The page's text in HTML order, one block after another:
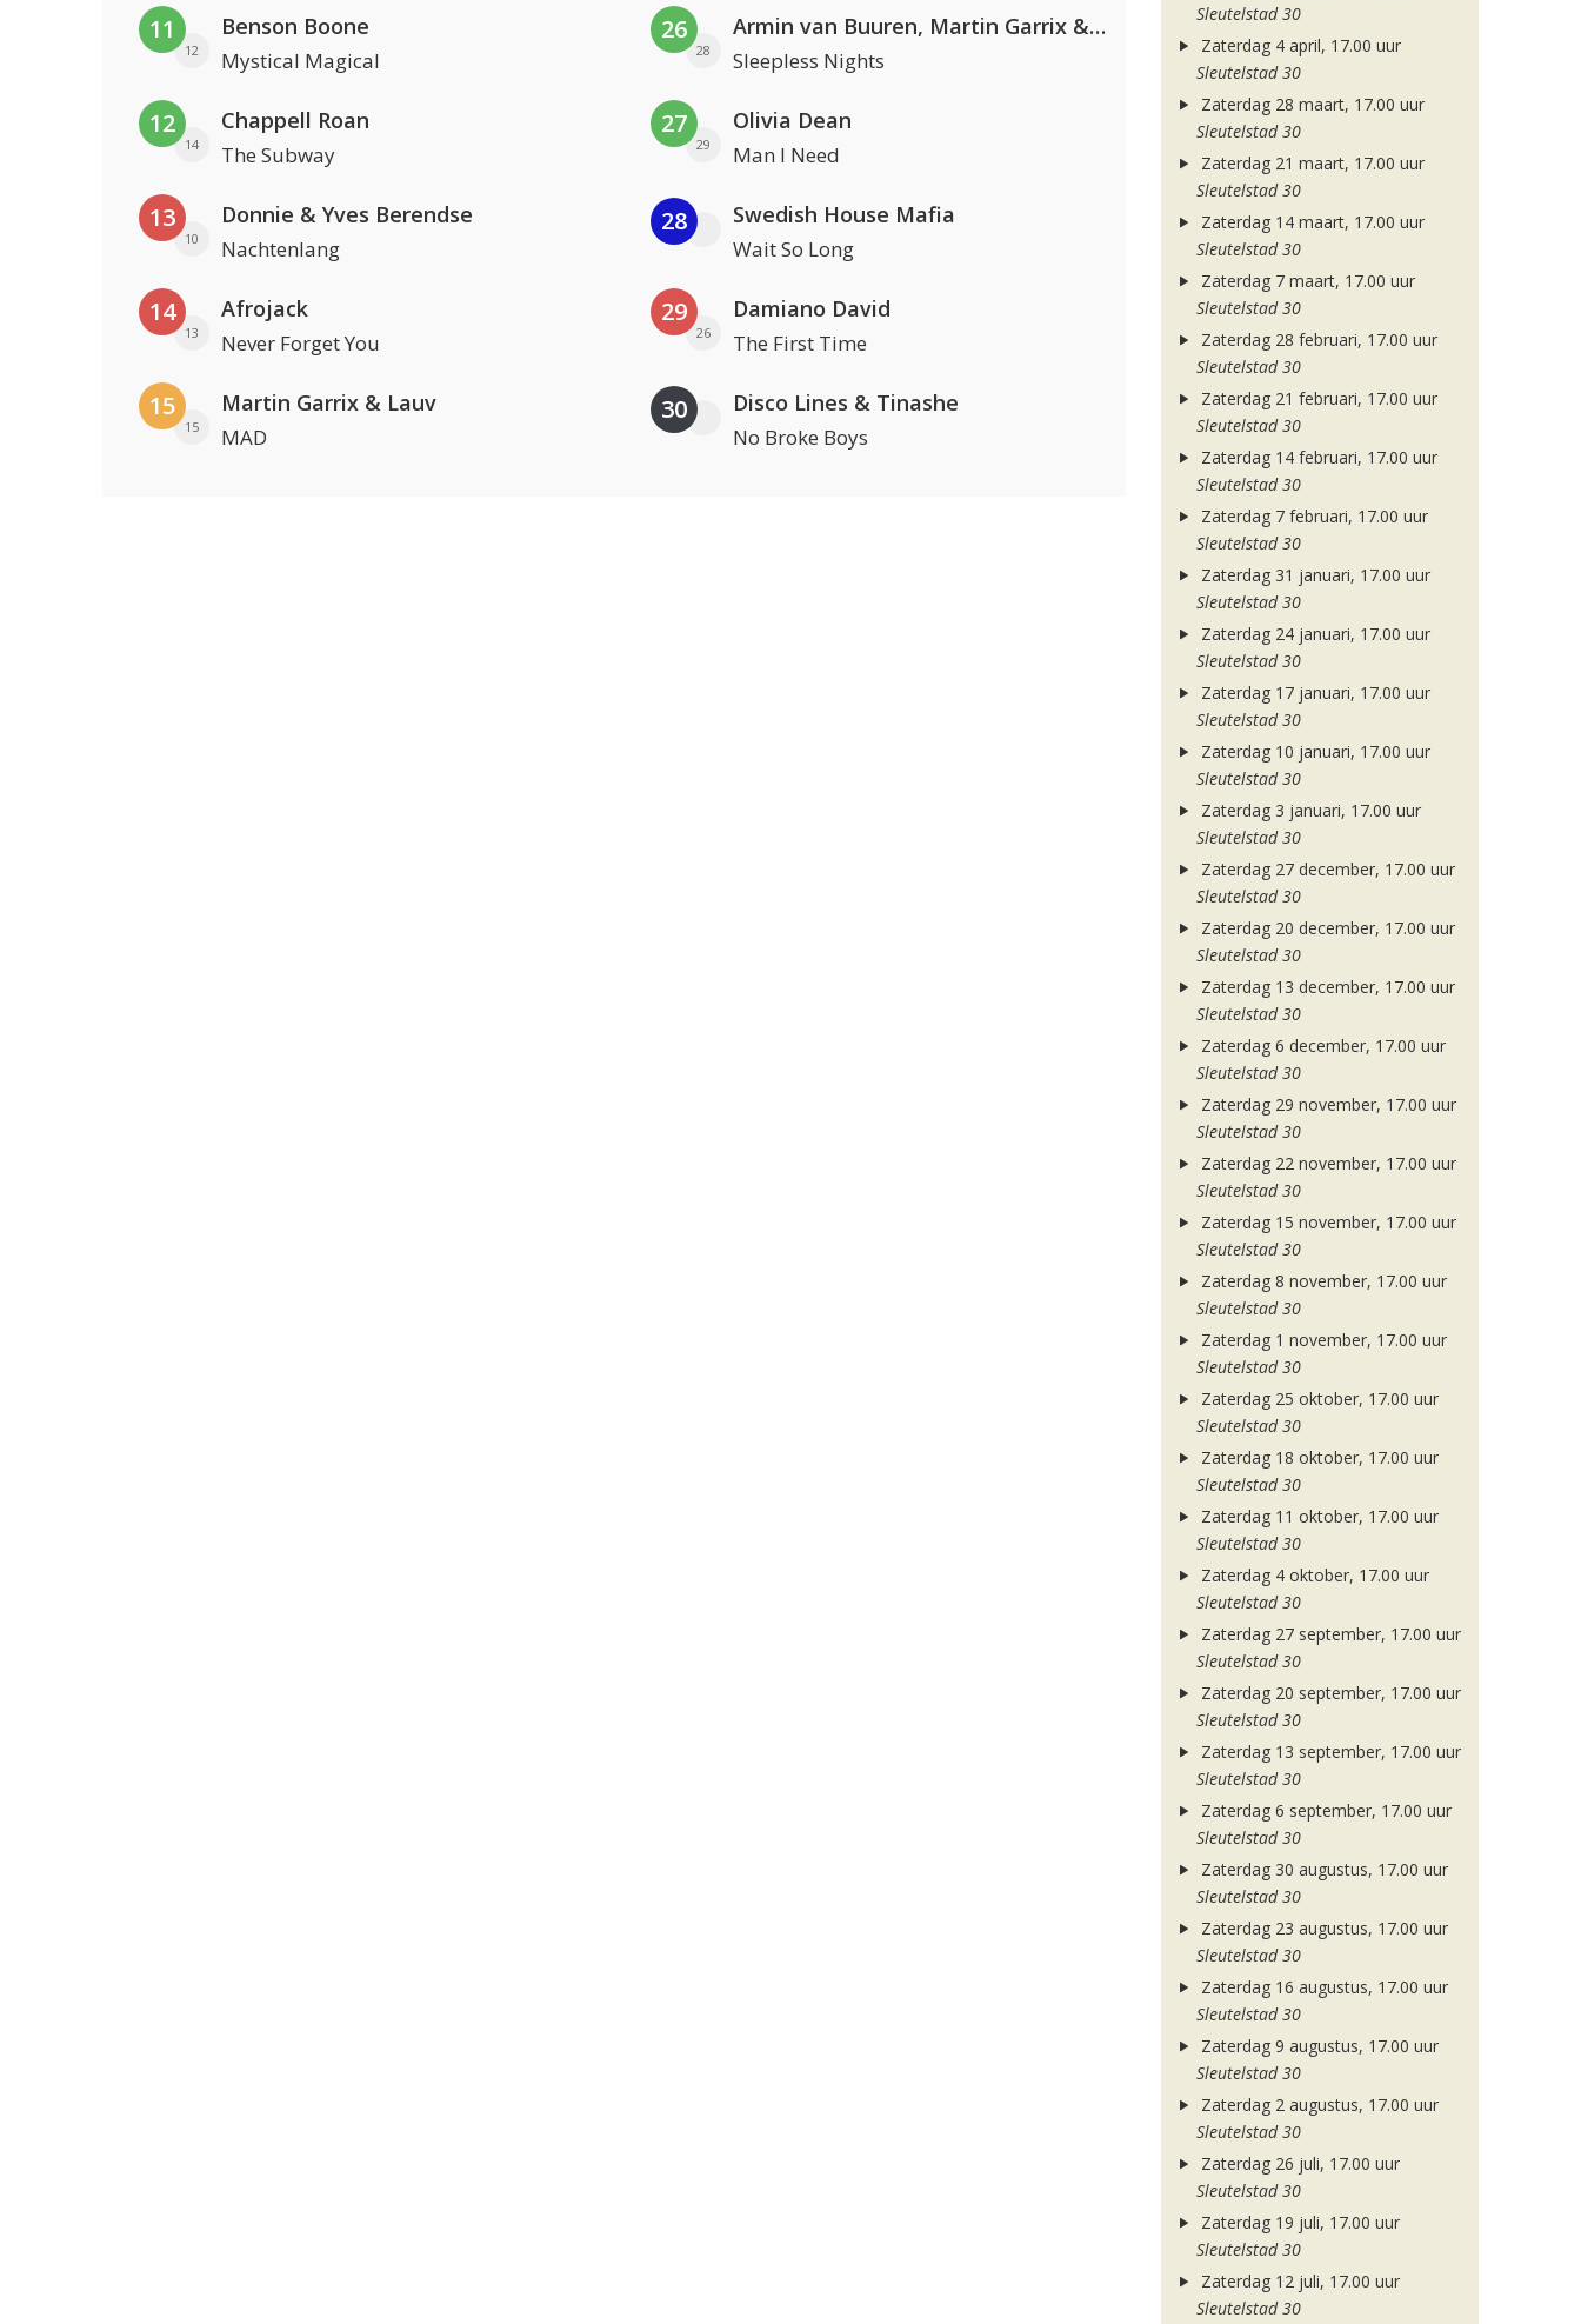
11
12
Benson Boone
Mystical Magical
12
14
Chappell Roan
The Subway
13
10
Donnie & Yves Berendse
Nachtenlang
14
13
Afrojack
Never Forget You
15
15
Martin Garrix & Lauv
MAD
26
28
Armin van Buuren, Martin Garrix & Libby Whitehouse
Sleepless Nights
27
29
Olivia Dean
Man I Need
28 Swedish House Mafia
Wait So Long
29
26
Damiano David
The First Time
30 Disco Lines & Tinashe
No Broke Boys
Sleutelstad 30
Zaterdag 4 april, 17.00 uur
Sleutelstad 30
Zaterdag 28 maart, 17.00 uur
Sleutelstad 30
Zaterdag 21 maart, 17.00 uur
Sleutelstad 30
Zaterdag 14 maart, 17.00 uur
Sleutelstad 30
Zaterdag 7 maart, 17.00 uur
Sleutelstad 30
Zaterdag 28 februari, 17.00 uur
Sleutelstad 30
Zaterdag 21 februari, 17.00 uur
Sleutelstad 30
Zaterdag 14 februari, 17.00 uur
Sleutelstad 30
Zaterdag 7 februari, 17.00 uur
Sleutelstad 30
Zaterdag 31 januari, 17.00 uur
Sleutelstad 30
Zaterdag 24 januari, 17.00 uur
Sleutelstad 30
Zaterdag 17 januari, 17.00 uur
Sleutelstad 30
Zaterdag 10 januari, 17.00 uur
Sleutelstad 30
Zaterdag 3 januari, 17.00 uur
Sleutelstad 30
Zaterdag 27 december, 17.00 uur
Sleutelstad 30
Zaterdag 20 december, 17.00 uur
Sleutelstad 30
Zaterdag 13 december, 17.00 uur
Sleutelstad 30
Zaterdag 6 december, 17.00 uur
Sleutelstad 30
Zaterdag 29 november, 17.00 uur
Sleutelstad 30
Zaterdag 22 november, 17.00 uur
Sleutelstad 30
Zaterdag 15 november, 17.00 uur
Sleutelstad 30
Zaterdag 8 november, 17.00 uur
Sleutelstad 30
Zaterdag 1 november, 17.00 uur
Sleutelstad 30
Zaterdag 25 oktober, 17.00 uur
Sleutelstad 30
Zaterdag 18 oktober, 17.00 uur
Sleutelstad 30
Zaterdag 11 oktober, 17.00 uur
Sleutelstad 30
Zaterdag 4 oktober, 17.00 uur
Sleutelstad 30
Zaterdag 27 september, 17.00 uur
Sleutelstad 30
Zaterdag 20 september, 17.00 uur
Sleutelstad 30
Zaterdag 13 september, 17.00 uur
Sleutelstad 30
Zaterdag 6 september, 17.00 uur
Sleutelstad 30
Zaterdag 30 augustus, 17.00 uur
Sleutelstad 30
Zaterdag 23 augustus, 17.00 uur
Sleutelstad 30
Zaterdag 16 augustus, 17.00 uur
Sleutelstad 30
Zaterdag 9 augustus, 17.00 uur
Sleutelstad 30
Zaterdag 2 augustus, 17.00 uur
Sleutelstad 30
Zaterdag 26 juli, 17.00 uur
Sleutelstad 30
Zaterdag 19 juli, 17.00 uur
Sleutelstad 30
Zaterdag 12 juli, 17.00 uur
Sleutelstad 30